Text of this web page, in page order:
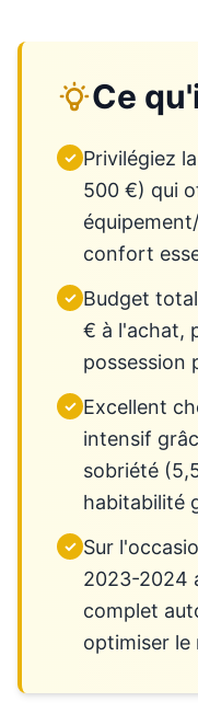
Ce
✓ Privilégiez
500 €) qui
confort
✓ Budget
€ à l'achat,
possession
✓ Excellent
intensif
sobriété
habitabilité
✓ Sur
2023-2024
complet
optimiser